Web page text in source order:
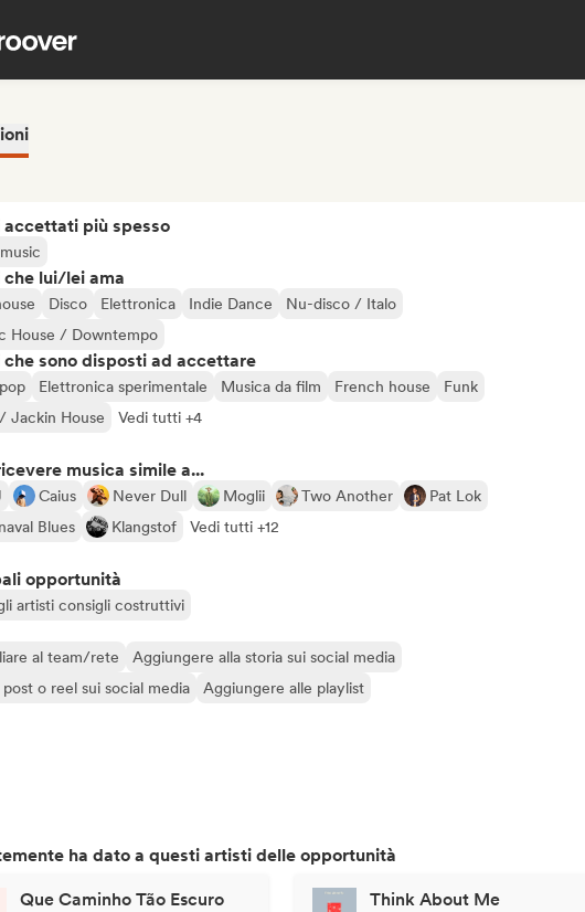
accettati più spesso
che lui/lei ama
Disco Elettronica Indie Dance
Nu-disco / Italo
House / Downtempo
che sono disposti ad accettare
Elettronica sperimentale Musica da film French house
Funk
Jackin House
Vedi tutti +4
musica simile a...
Caius Never Dull Moglii Two Another
Pat Lok
Blues
Klangstof Vedi tutti +12
opportunità
artisti consigli costruttivi
al team/rete
Aggiungere alla storia sui social media
o reel sui social media
Aggiungere alle playlist
ha dato a questi artisti delle opportunità
Que Caminho Tão Escuro Think About Me